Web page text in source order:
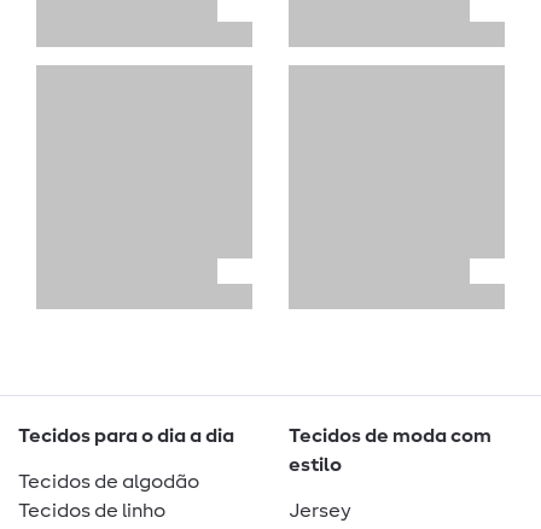
Tecidos para o dia a dia
Tecidos de algodão
Tecidos de linho
Tecidos de moda com
estilo
Jersey